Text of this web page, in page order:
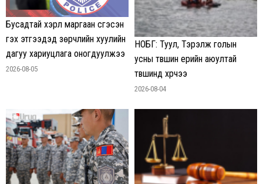
Бусадтай хэрүүл маргаан үүсгэсэн
гэх этгээдэд зөрчлийн хуулийн
дагуу хариуцлага оногдуулжээ
2026-08-05
НОБГ: Туул, Тэрэлж голын
усны түвшин үерийн аюултай
түвшинд хүрчээ
2026-08-04